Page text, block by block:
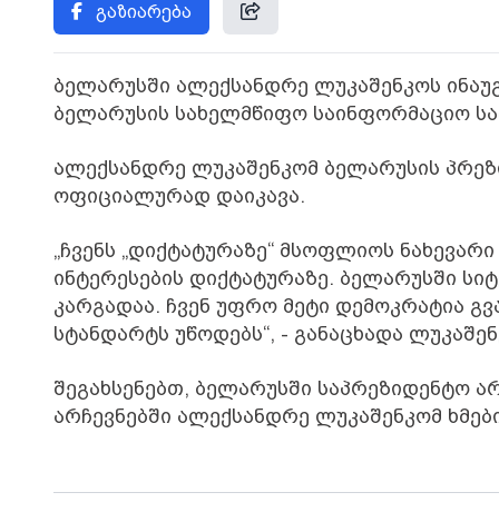
გაზიარება
ბელარუსში ალექსანდრე ლუკაშენკოს
ბელარუსის სახელმწიფო საინფორმაციო
ალექსანდრე ლუკაშენკომ ბელარუსის
ოფიციალურად დაიკავა.
„ჩვენს „დიქტატურაზე“ მსოფლიოს
ინტერესების დიქტატურაზე. ბელარუსში
კარგადაა. ჩვენ უფრო მეტი დემოკრატია
სტანდარტს უწოდებს“, - განაცხადა
შეგახსენებთ, ბელარუსში საპრეზიდენტო
არჩევნებში ალექსანდრე ლუკაშენკომ